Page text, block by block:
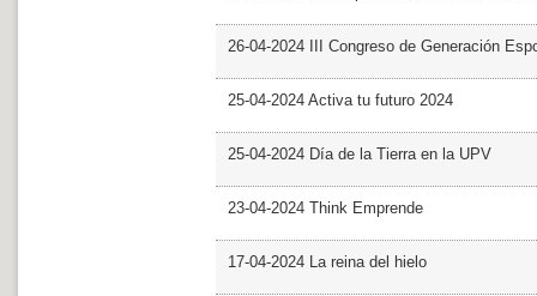
26-04-2024 III Congreso de Generación
25-04-2024 Activa tu futuro 2024
25-04-2024 Día de la Tierra en la UPV
23-04-2024 Think Emprende
17-04-2024 La reina del hielo